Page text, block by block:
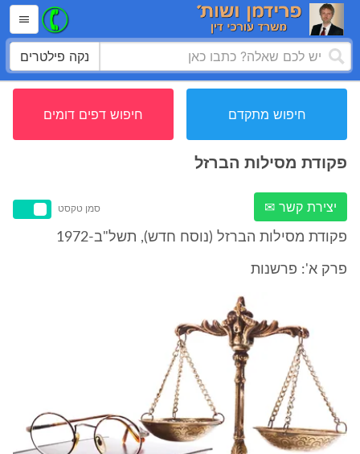
נקה פילטרים
חיפוש מתקדם חיפוש דפים דומים
פקודת מסילות הברזל
יצירת קשר ✉ סמן טקסט
פקודת מסילות הברזל (נוסח חדש), תשל"ב-1972
פרק א': פרשנות